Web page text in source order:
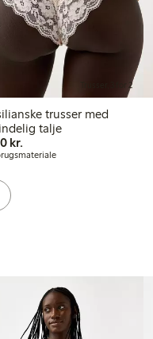
Trusser, 3 for 2
trusser med
talje
kr.